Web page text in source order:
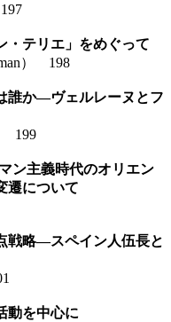
テリエ」をめぐって
） 198
誰か―ヴェルレーヌとフ
199
主義時代のオリエン
遷について
戦略―スペイン人伍長と
動を中心に